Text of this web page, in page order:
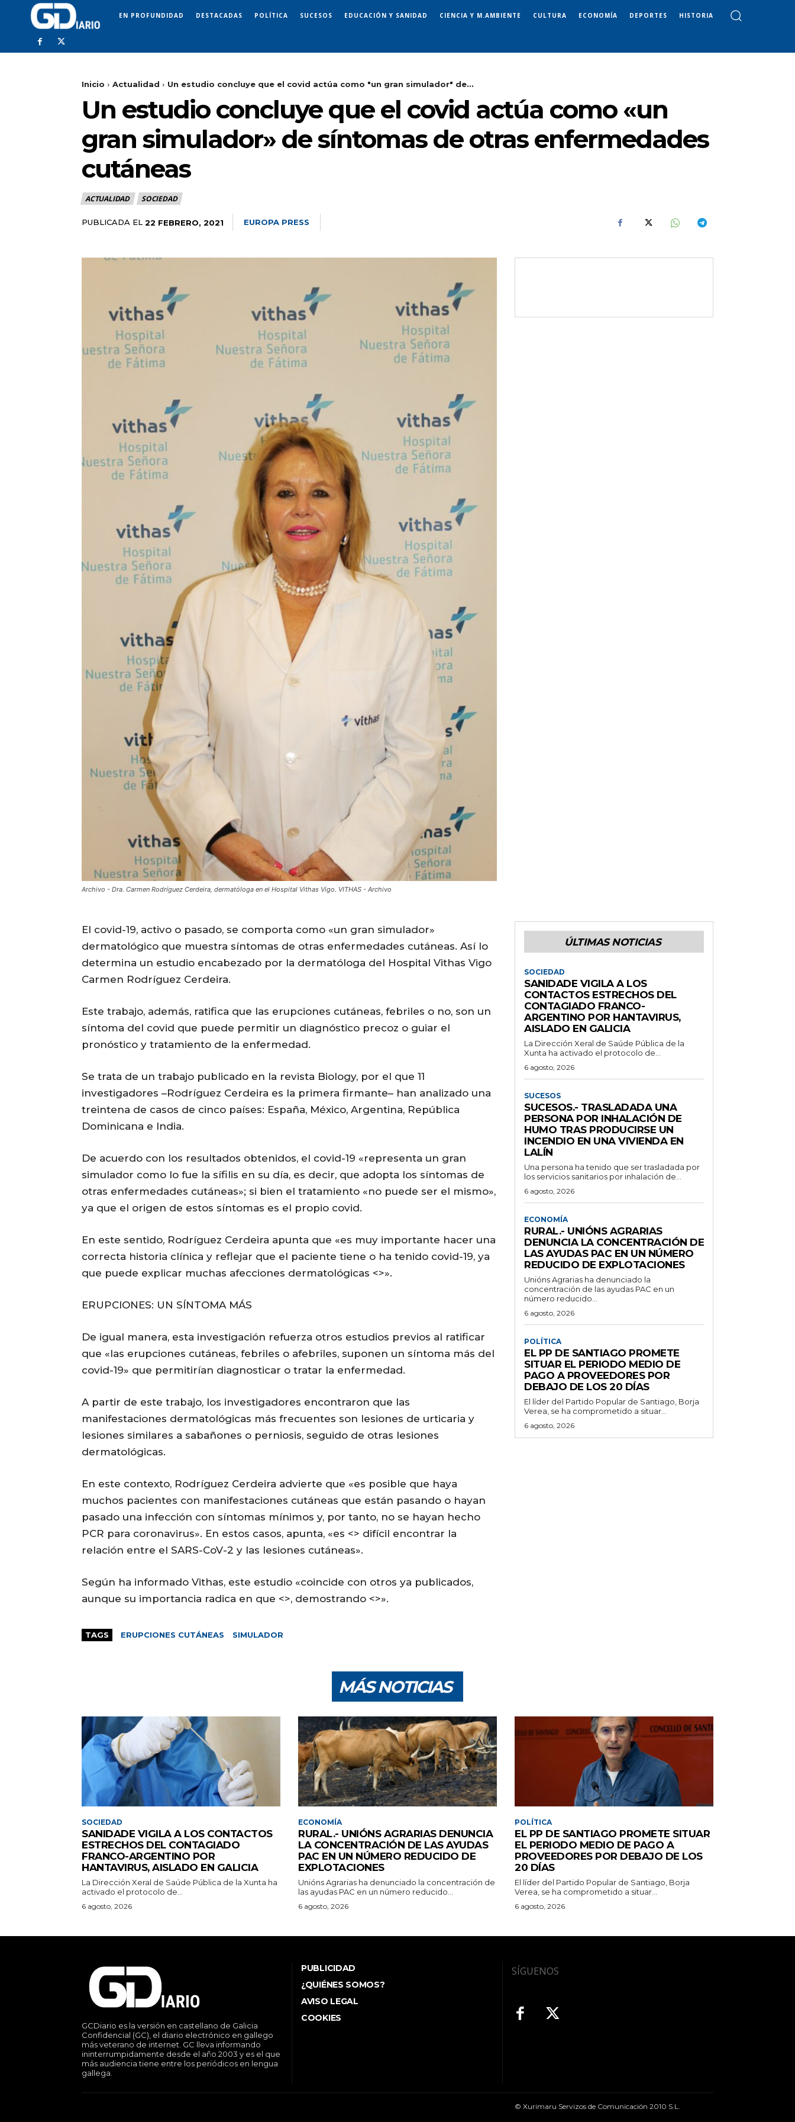
EN PROFUNDIDAD DESTACADAS POLÍTICA SUCESOS EDUCACIÓN Y SANIDAD CIENCIA Y M.AMBIENTE CULTURA ECONOMÍA DEPORTES HISTORIA
Inicio Actualidad Un estudio concluye que el covid actúa como "un gran simulador" de...
Un estudio concluye que el covid actúa como «un
gran simulador» de síntomas de otras enfermedades
cutáneas
ACTUALIDAD SOCIEDAD
PUBLICADA EL 22 FEBRERO, 2021 EUROPA PRESS
Archivo - Dra. Carmen Rodríguez Cerdeira, dermatóloga en el Hospital Vithas Vigo. VITHAS - Archivo
El covid-19, activo o pasado, se comporta como «un gran simulador»
dermatológico que muestra síntomas de otras enfermedades cutáneas. Así lo
determina un estudio encabezado por la dermatóloga del Hospital Vithas Vigo
Carmen Rodríguez Cerdeira.
Este trabajo, además, ratifica que las erupciones cutáneas, febriles o no, son un
síntoma del covid que puede permitir un diagnóstico precoz o guiar el
pronóstico y tratamiento de la enfermedad.
Se trata de un trabajo publicado en la revista Biology, por el que 11
investigadores –Rodríguez Cerdeira es la primera firmante– han analizado una
treintena de casos de cinco países: España, México, Argentina, República
Dominicana e India.
De acuerdo con los resultados obtenidos, el covid-19 «representa un gran
simulador como lo fue la sífilis en su día, es decir, que adopta los síntomas de
otras enfermedades cutáneas»; si bien el tratamiento «no puede ser el mismo»,
ya que el origen de estos síntomas es el propio covid.
En este sentido, Rodríguez Cerdeira apunta que «es muy importante hacer una
correcta historia clínica y reflejar que el paciente tiene o ha tenido covid-19, ya
que puede explicar muchas afecciones dermatológicas <>».
ERUPCIONES: UN SÍNTOMA MÁS
De igual manera, esta investigación refuerza otros estudios previos al ratificar
que «las erupciones cutáneas, febriles o afebriles, suponen un síntoma más del
covid-19» que permitirían diagnosticar o tratar la enfermedad.
A partir de este trabajo, los investigadores encontraron que las
manifestaciones dermatológicas más frecuentes son lesiones de urticaria y
lesiones similares a sabañones o perniosis, seguido de otras lesiones
dermatológicas.
En este contexto, Rodríguez Cerdeira advierte que «es posible que haya
muchos pacientes con manifestaciones cutáneas que están pasando o hayan
pasado una infección con síntomas mínimos y, por tanto, no se hayan hecho
PCR para coronavirus». En estos casos, apunta, «es <> difícil encontrar la
relación entre el SARS-CoV-2 y las lesiones cutáneas».
Según ha informado Vithas, este estudio «coincide con otros ya publicados,
aunque su importancia radica en que <>, demostrando <>».
TAGS ERUPCIONES CUTÁNEAS SIMULADOR
ÚLTIMAS NOTICIAS
SOCIEDAD
SANIDADE VIGILA A LOS
CONTACTOS ESTRECHOS DEL
CONTAGIADO FRANCO-
ARGENTINO POR HANTAVIRUS,
AISLADO EN GALICIA
La Dirección Xeral de Saúde Pública de la
Xunta ha activado el protocolo de...
6 agosto, 2026
SUCESOS
SUCESOS.- TRASLADADA UNA
PERSONA POR INHALACIÓN DE
HUMO TRAS PRODUCIRSE UN
INCENDIO EN UNA VIVIENDA EN
LALÍN
Una persona ha tenido que ser trasladada por
los servicios sanitarios por inhalación de...
6 agosto, 2026
ECONOMÍA
RURAL.- UNIÓNS AGRARIAS
DENUNCIA LA CONCENTRACIÓN DE
LAS AYUDAS PAC EN UN NÚMERO
REDUCIDO DE EXPLOTACIONES
Unións Agrarias ha denunciado la
concentración de las ayudas PAC en un
número reducido...
6 agosto, 2026
POLÍTICA
EL PP DE SANTIAGO PROMETE
SITUAR EL PERIODO MEDIO DE
PAGO A PROVEEDORES POR
DEBAJO DE LOS 20 DÍAS
El líder del Partido Popular de Santiago, Borja
Verea, se ha comprometido a situar...
6 agosto, 2026
MÁS NOTICIAS
SOCIEDAD
SANIDADE VIGILA A LOS CONTACTOS
ESTRECHOS DEL CONTAGIADO
FRANCO-ARGENTINO POR
HANTAVIRUS, AISLADO EN GALICIA
La Dirección Xeral de Saúde Pública de la Xunta ha
activado el protocolo de...
6 agosto, 2026
ECONOMÍA
RURAL.- UNIÓNS AGRARIAS DENUNCIA
LA CONCENTRACIÓN DE LAS AYUDAS
PAC EN UN NÚMERO REDUCIDO DE
EXPLOTACIONES
Unións Agrarias ha denunciado la concentración de
las ayudas PAC en un número reducido...
6 agosto, 2026
POLÍTICA
EL PP DE SANTIAGO PROMETE SITUAR
EL PERIODO MEDIO DE PAGO A
PROVEEDORES POR DEBAJO DE LOS
20 DÍAS
El líder del Partido Popular de Santiago, Borja
Verea, se ha comprometido a situar...
6 agosto, 2026
GCDiario es la versión en castellano de Galicia
Confidencial (GC), el diario electrónico en gallego
más veterano de internet. GC lleva informando
ininterrumpidamente desde el año 2003 y es el que
más audiencia tiene entre los periódicos en lengua
gallega.
PUBLICIDAD
¿QUIÉNES SOMOS?
AVISO LEGAL
COOKIES
SÍGUENOS
© Xurimaru Servizos de Comunicación 2010 S.L.